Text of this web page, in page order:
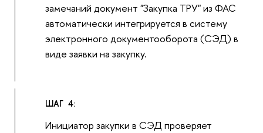
замечаний документ "Закупка ТРУ" из ФАС
автоматически интегрируется в систему
электронного документооборота (СЭД) в
виде заявки на закупку.
ШАГ 4:
Инициатор закупки в СЭД проверяет